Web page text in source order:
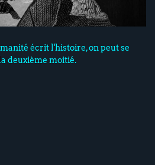
écrit l'histoire, on peut se
deuxième moitié.